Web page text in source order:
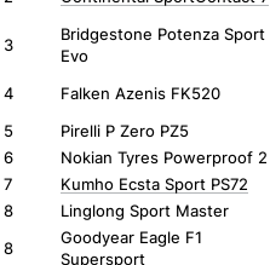
3
Bridgestone Potenza Sport
Evo
4
Falken Azenis FK520
5
Pirelli P Zero PZ5
6
Nokian Tyres Powerproof 2
7
Kumho Ecsta Sport PS72
8
Linglong Sport Master
8
Goodyear Eagle F1
Supersport